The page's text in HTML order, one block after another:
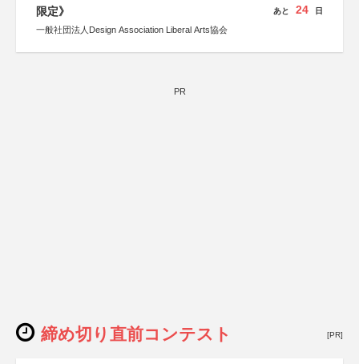
限定》
一般社団法人Design Association Liberal Arts協会
あと 24 日
PR
締め切り直前コンテスト [PR]